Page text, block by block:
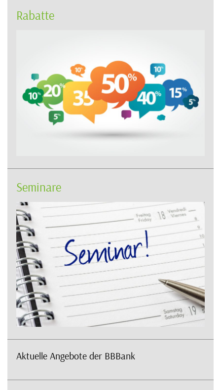
Rabatte
Seminare
Aktuelle Angebote der BBBank